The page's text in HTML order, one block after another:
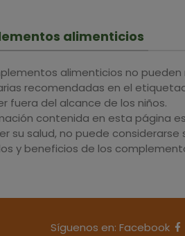
alimenticios
alimenticios no
recomendadas en el
fuera del alcance de los niños.
contenida en esta página
su salud, no puede
y beneficios de los
Síguenos en: Facebook